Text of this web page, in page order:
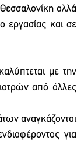
αλλά
εργασίας και σε
με την
από άλλες
αναγκάζονται
για